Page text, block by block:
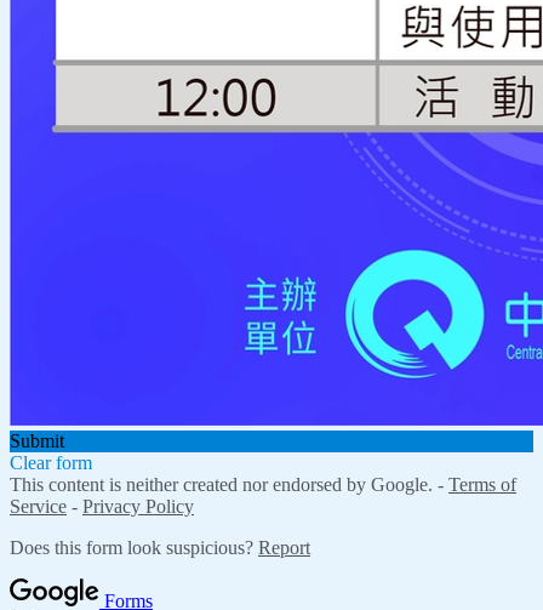
Submit
Clear form
This content is neither created nor endorsed by Google. - Terms of
Service - Privacy Policy
Does this form look suspicious? Report
Forms